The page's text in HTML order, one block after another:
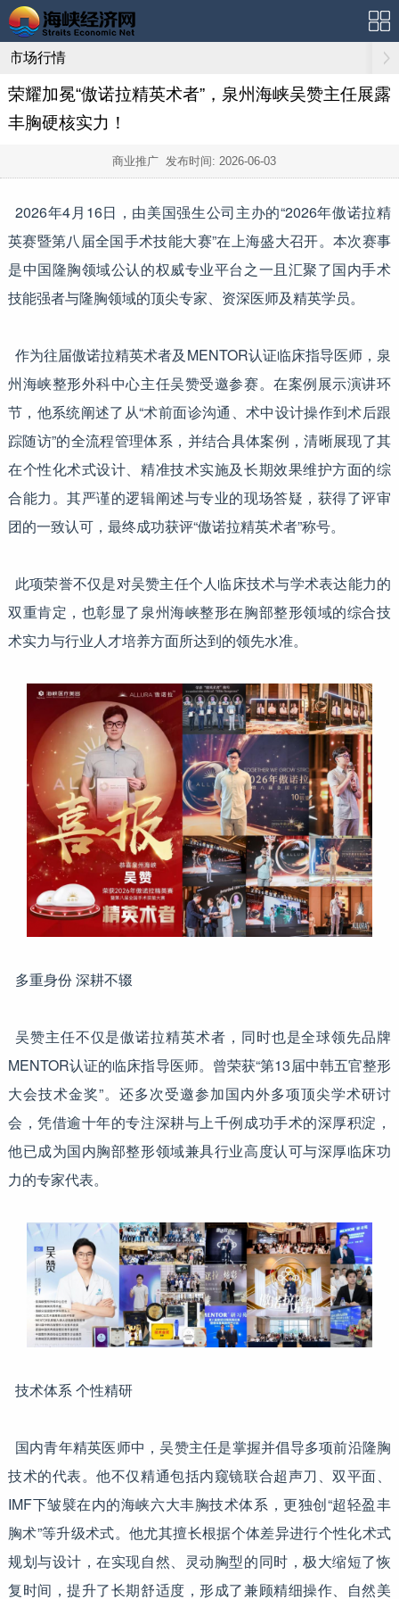
市场行情
荣耀加冕“傲诺拉精英术者”，泉州海峡吴赞主任展露
丰胸硬核实力！
商业推广 发布时间: 2026-06-03
2026年4月16日，由美国强生公司主办的“2026年傲诺拉精
英赛暨第八届全国手术技能大赛”在上海盛大召开。本次赛事
是中国隆胸领域公认的权威专业平台之一且汇聚了国内手术
技能强者与隆胸领域的顶尖专家、资深医师及精英学员。
作为往届傲诺拉精英术者及MENTOR认证临床指导医师，泉
州海峡整形外科中心主任吴赞受邀参赛。在案例展示演讲环
节，他系统阐述了从“术前面诊沟通、术中设计操作到术后跟
踪随访”的全流程管理体系，并结合具体案例，清晰展现了其
在个性化术式设计、精准技术实施及长期效果维护方面的综
合能力。其严谨的逻辑阐述与专业的现场答疑，获得了评审
团的一致认可，最终成功获评“傲诺拉精英术者”称号。
此项荣誉不仅是对吴赞主任个人临床技术与学术表达能力的
双重肯定，也彰显了泉州海峡整形在胸部整形领域的综合技
术实力与行业人才培养方面所达到的领先水准。
多重身份 深耕不辍
吴赞主任不仅是傲诺拉精英术者，同时也是全球领先品牌
MENTOR认证的临床指导医师。曾荣获“第13届中韩五官整形
大会技术金奖”。还多次受邀参加国内外多项顶尖学术研讨
会，凭借逾十年的专注深耕与上千例成功手术的深厚积淀，
他已成为国内胸部整形领域兼具行业高度认可与深厚临床功
力的专家代表。
技术体系 个性精研
国内青年精英医师中，吴赞主任是掌握并倡导多项前沿隆胸
技术的代表。他不仅精通包括内窥镜联合超声刀、双平面、
IMF下皱襞在内的海峡六大丰胸技术体系，更独创“超轻盈丰
胸术”等升级术式。他尤其擅长根据个体差异进行个性化术式
规划与设计，在实现自然、灵动胸型的同时，极大缩短了恢
复时间，提升了长期舒适度，形成了兼顾精细操作、自然美